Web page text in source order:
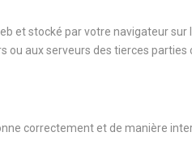
et stocké par votre navigateur
aux serveurs des tierces parties
correctement et de manière